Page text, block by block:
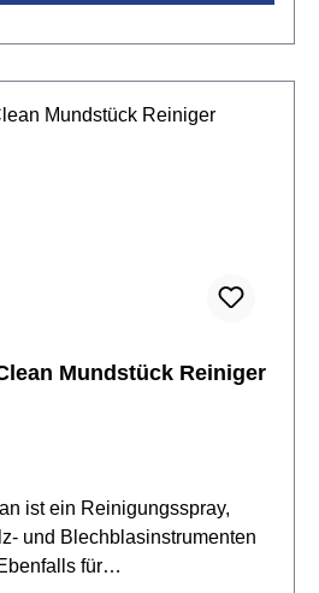
Mundstück Reiniger
ist ein Reinigungsspray,
und Blechblasinstrumenten
für